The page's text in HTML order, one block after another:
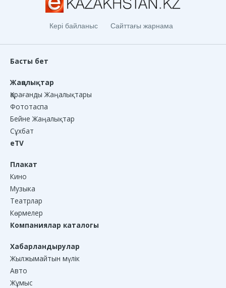
Кері байланыс Сайттағы жарнама
Басты бет
Жаңалықтар
Қарағанды Жаңалықтары
Фототаспа
Бейне Жаңалықтар
Сұхбат
eTV
Плакат
Кино
Музыка
Театрлар
Көрмелер
Компаниялар каталогы
Хабарландырулар
Жылжымайтын мүлік
Авто
Жұмыс